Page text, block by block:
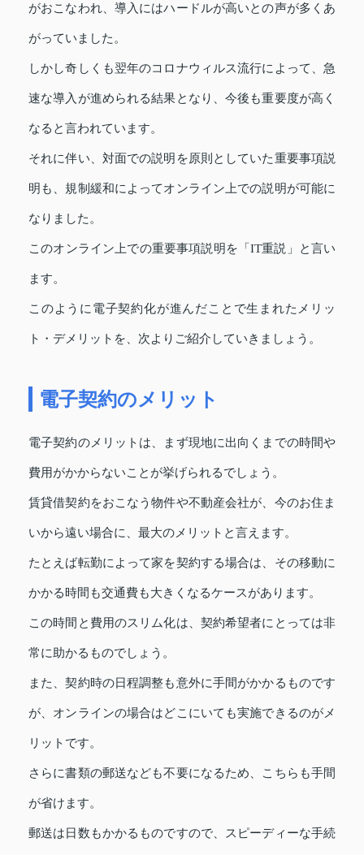
がおこなわれ、導入にはハードルが高いとの声が多くあ
がっていました。
しかし奇しくも翌年のコロナウィルス流行によって、急
速な導入が進められる結果となり、今後も重要度が高く
なると言われています。
それに伴い、対面での説明を原則としていた重要事項説
明も、規制緩和によってオンライン上での説明が可能に
なりました。
このオンライン上での重要事項説明を「IT重説」と言い
ます。
このように電子契約化が進んだことで生まれたメリッ
ト・デメリットを、次よりご紹介していきましょう。
電子契約のメリット
電子契約のメリットは、まず現地に出向くまでの時間や
費用がかからないことが挙げられるでしょう。
賃貸借契約をおこなう物件や不動産会社が、今のお住ま
いから遠い場合に、最大のメリットと言えます。
たとえば転勤によって家を契約する場合は、その移動に
かかる時間も交通費も大きくなるケースがあります。
この時間と費用のスリム化は、契約希望者にとっては非
常に助かるものでしょう。
また、契約時の日程調整も意外に手間がかかるものです
が、オンラインの場合はどこにいても実施できるのがメ
リットです。
さらに書類の郵送なども不要になるため、こちらも手間
が省けます。
郵送は日数もかかるものですので、スピーディーな手続